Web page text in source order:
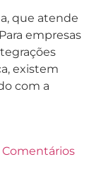
que atende
empresas
existem
com a
Comentários